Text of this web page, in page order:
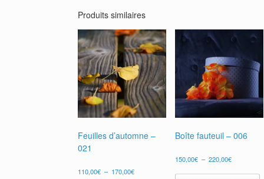
Produits similaires
Feuilles d’automne –
021
110,00€ – 170,00€Plage
Boîte fauteuil – 006
150,00€ – 220,00€Plage
prix :
Ce